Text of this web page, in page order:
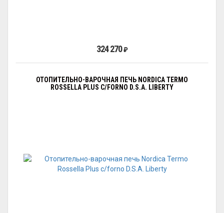
324 270₽
ОТОПИТЕЛЬНО-ВАРОЧНАЯ ПЕЧЬ NORDICA TERMO
ROSSELLA PLUS C/FORNO D.S.A. LIBERTY